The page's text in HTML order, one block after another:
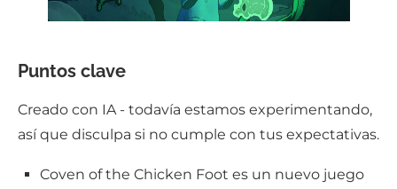
Puntos clave
Creado con IA - todavía estamos experimentando,
así que disculpa si no cumple con tus expectativas.
Coven of the Chicken Foot es un nuevo juego